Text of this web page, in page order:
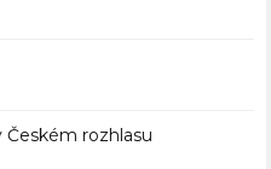
Českém rozhlasu